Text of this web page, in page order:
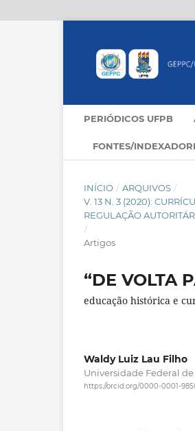
PERIÓDICOS UFPB
FONTES/
INÍCIO / ARQUIVOS /
V. 13 N. 3 (2020):
REGULAÇÃO
/
Artigos
“DE VOLTA
educação histórica e
Waldy Luiz Lau Filho
Universidade Federal de
https://orcid.org/0000-0001-